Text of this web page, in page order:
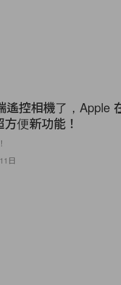
遙控相機了，Apple
便新功能！
日